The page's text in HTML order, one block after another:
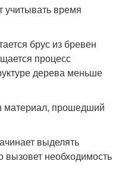
учитывать время
брус из бревен
процесс
дерева меньше
материал, прошедший
выделять
вызовет необходимость